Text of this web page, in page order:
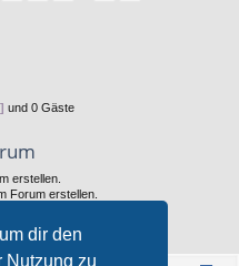
dir den
Nutzung zu
und 0 Gäste
erstellen.
Forum erstellen.
löschen.
erstellen.